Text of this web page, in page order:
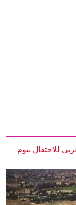
للاحتفال بيوم